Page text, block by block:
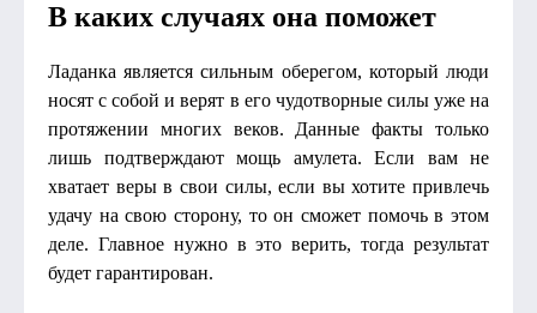
В каких случаях она поможет
Ладанка является сильным оберегом, который люди
носят с собой и верят в его чудотворные силы уже на
протяжении многих веков. Данные факты только
лишь подтверждают мощь амулета. Если вам не
хватает веры в свои силы, если вы хотите привлечь
удачу на свою сторону, то он сможет помочь в этом
деле. Главное нужно в это верить, тогда результат
будет гарантирован.